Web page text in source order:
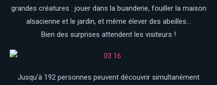
grandes créatures : jouer dans la buanderie, fouiller la maison
alsacienne et le jardin, et même élever des abeilles…
Bien des surprises attendent les visiteurs !
Jusqu’à 192 personnes peuvent découvrir simultanément